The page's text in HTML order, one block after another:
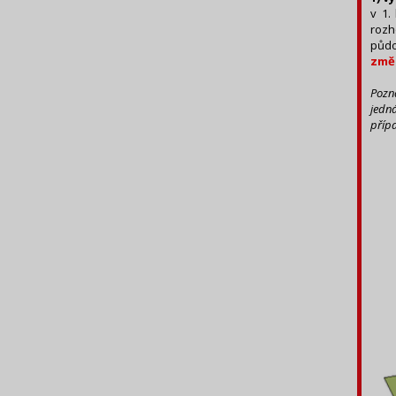
v 1.